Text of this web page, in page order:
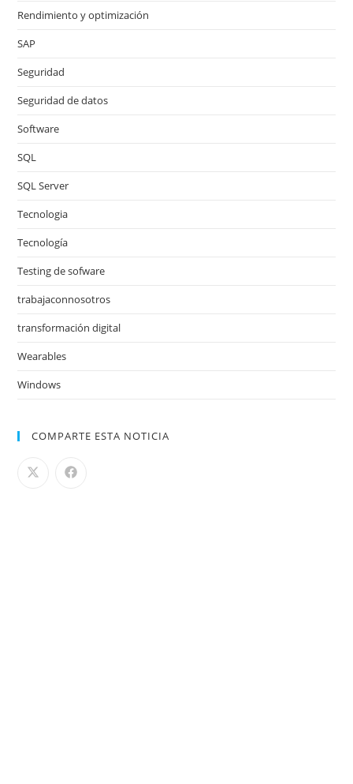
Rendimiento y optimización
SAP
Seguridad
Seguridad de datos
Software
SQL
SQL Server
Tecnologia
Tecnología
Testing de sofware
trabajaconnosotros
transformación digital
Wearables
Windows
COMPARTE ESTA NOTICIA